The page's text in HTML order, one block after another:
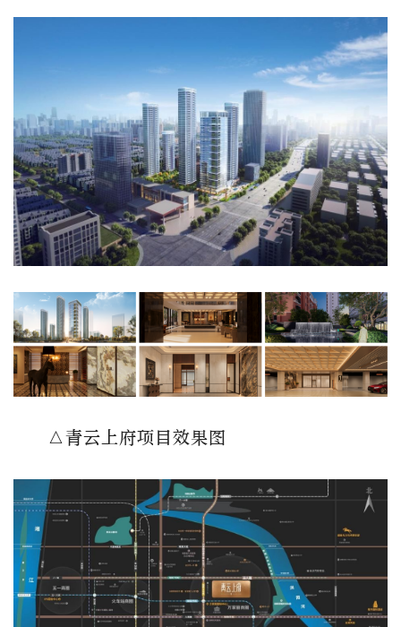
△青云上府项目效果图